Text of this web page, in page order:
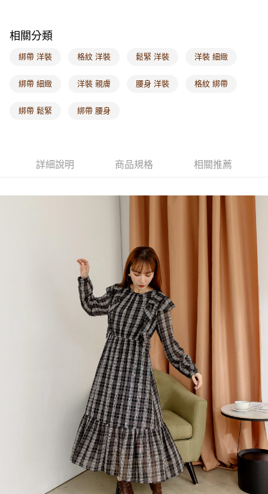
每筆NT$60，滿NT$1,000(含以上)免運費
海外配送-港/澳/新/馬/泰國專屬 查看運費
海外配送-其他亞洲地區 查看運費
相關分類
綁帶 洋裝 格紋 洋裝 鬆緊 洋裝 洋裝 細緻
綁帶 細緻 洋裝 親膚 腰身 洋裝 格紋 綁帶
綁帶 鬆緊 綁帶 腰身
詳細說明 商品規格 相關推薦